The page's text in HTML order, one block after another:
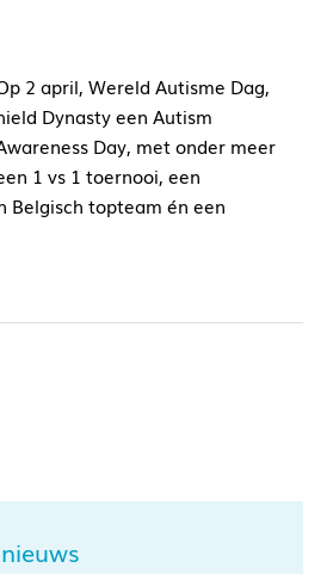
2 april, Wereld Autisme Dag,
Dynasty een Autism
Day, met onder meer
1 vs 1 toernooi, een
Belgisch topteam én een